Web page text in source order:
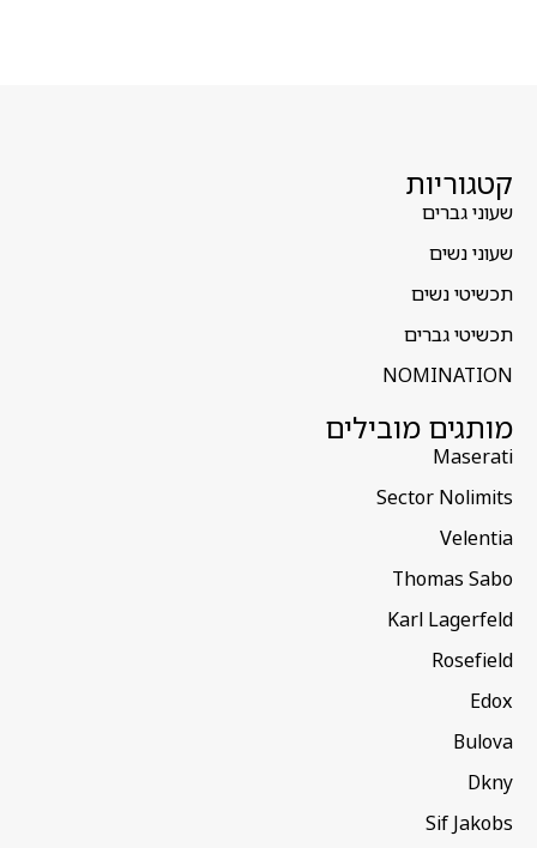
קטגוריות
שעוני גברים
שעוני נשים
תכשיטי נשים
תכשיטי גברים
NOMINATION
מותגים מובילים
Maserati
Sector Nolimits
Velentia
Thomas Sabo
Karl Lagerfeld
Rosefield
Edox
Bulova
Dkny
Sif Jakobs